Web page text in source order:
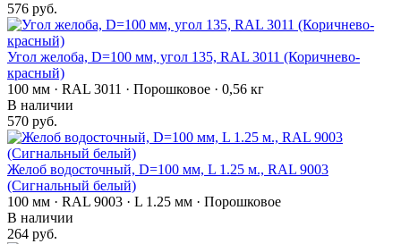
576 руб.
Угол желоба, D=100 мм, угол 135, RAL 3011 (Коричнево-
красный)
100 мм · RAL 3011 · Порошковое · 0,56 кг
В наличии
570 руб.
Желоб водосточный, D=100 мм, L 1.25 м., RAL 9003
(Сигнальный белый)
100 мм · RAL 9003 · L 1.25 мм · Порошковое
В наличии
264 руб.